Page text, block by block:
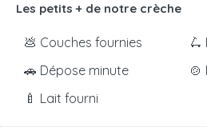
Les petits + de notre crèche
💩 Couches fournies
🚗 Dépose minute
🍼 Lait fourni
🛴
🍲